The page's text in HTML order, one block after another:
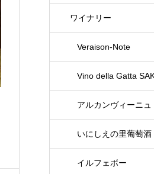
ワイナリー
Veraison-Note
Vino della Gatta
アルカンヴィーニュ
いにしえの里葡萄酒
イルフェボー